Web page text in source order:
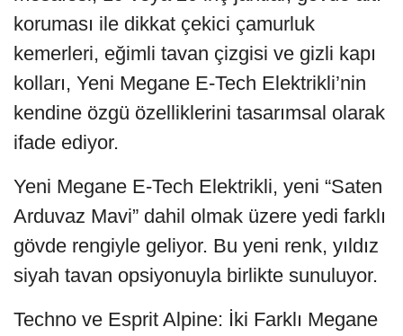
koruması ile dikkat çekici çamurluk
kemerleri, eğimli tavan çizgisi ve gizli kapı
kolları, Yeni Megane E-Tech Elektrikli’nin
kendine özgü özelliklerini tasarımsal olarak
ifade ediyor.
Yeni Megane E-Tech Elektrikli, yeni “Saten
Arduvaz Mavi” dahil olmak üzere yedi farklı
gövde rengiyle geliyor. Bu yeni renk, yıldız
siyah tavan opsiyonuyla birlikte sunuluyor.
Techno ve Esprit Alpine: İki Farklı Megane